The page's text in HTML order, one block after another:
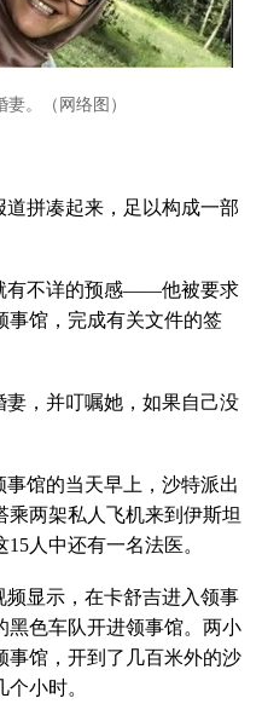
。（网络图）
拼凑起来，足以构成一部
有不详的预感——他被要求
事馆，完成有关文件的签
，并叮嘱她，如果自己没
馆的当天早上，沙特派出
乘两架私人飞机来到伊斯坦
人中还有一名法医。
显示，在卡舒吉进入领事
黑色车队开进领事馆。两小
事馆，开到了几百米外的沙
小时。